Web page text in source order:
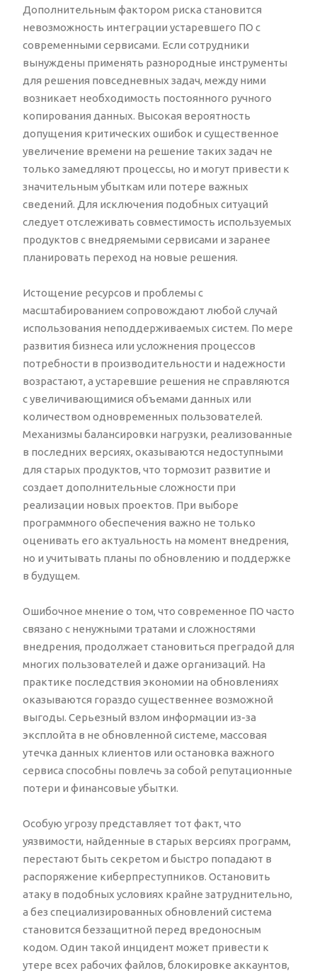
Дополнительным фактором риска становится
невозможность интеграции устаревшего ПО с
современными сервисами. Если сотрудники
вынуждены применять разнородные инструменты
для решения повседневных задач, между ними
возникает необходимость постоянного ручного
копирования данных. Высокая вероятность
допущения критических ошибок и существенное
увеличение времени на решение таких задач не
только замедляют процессы, но и могут привести к
значительным убыткам или потере важных
сведений. Для исключения подобных ситуаций
следует отслеживать совместимость используемых
продуктов с внедряемыми сервисами и заранее
планировать переход на новые решения.
Истощение ресурсов и проблемы с
масштабированием сопровождают любой случай
использования неподдерживаемых систем. По мере
развития бизнеса или усложнения процессов
потребности в производительности и надежности
возрастают, а устаревшие решения не справляются
с увеличивающимися объемами данных или
количеством одновременных пользователей.
Механизмы балансировки нагрузки, реализованные
в последних версиях, оказываются недоступными
для старых продуктов, что тормозит развитие и
создает дополнительные сложности при
реализации новых проектов. При выборе
программного обеспечения важно не только
оценивать его актуальность на момент внедрения,
но и учитывать планы по обновлению и поддержке
в будущем.
Ошибочное мнение о том, что современное ПО часто
связано с ненужными тратами и сложностями
внедрения, продолжает становиться преградой для
многих пользователей и даже организаций. На
практике последствия экономии на обновлениях
оказываются гораздо существеннее возможной
выгоды. Серьезный взлом информации из-за
эксплойта в не обновленной системе, массовая
утечка данных клиентов или остановка важного
сервиса способны повлечь за собой репутационные
потери и финансовые убытки.
Особую угрозу представляет тот факт, что
уязвимости, найденные в старых версиях программ,
перестают быть секретом и быстро попадают в
распоряжение киберпреступников. Остановить
атаку в подобных условиях крайне затруднительно,
а без специализированных обновлений система
становится беззащитной перед вредоносным
кодом. Один такой инцидент может привести к
утере всех рабочих файлов, блокировке аккаунтов,